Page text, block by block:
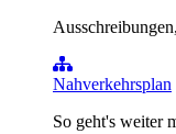
Nahverkehrsplan
So geht's weiter